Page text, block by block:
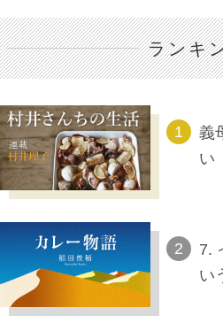
ランキ
義
い
7.
い